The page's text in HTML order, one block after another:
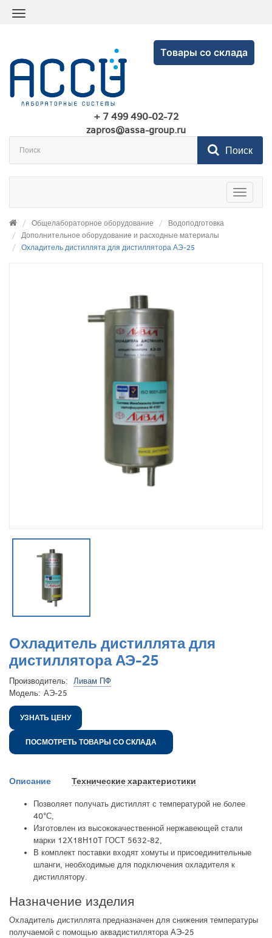
Товары со склада
+ 7 499 490-02-72
zapros@assa-group.ru
Поиск
Toggle
Общелабораторное оборудование
Водоподготовка
Дополнительное оборудование и расходные материалы
Охладитель дистиллята для дистиллятора АЭ-25
Охладитель дистиллята для
дистиллятора АЭ-25
Производитель: Ливам ПФ
Модель: АЭ-25
УЗНАТЬ ЦЕНУ
ПОСМОТРЕТЬ ТОВАРЫ СО СКЛАДА
Описание Технические характеристики
Позволяет получать дистиллят с температурой не более
40°С,
Изготовлен из высококачественной нержавеющей стали
марки 12Х18Н10Т ГОСТ 5632-82,
В комплект поставки входят хомуты и присоединительные
шланги, необходимые для подключения охладителя к
дистиллятору.
Назначение изделия
Охладитель дистиллята предназначен для снижения температуры
получаемой с помощью аквадистиллятора АЭ-25